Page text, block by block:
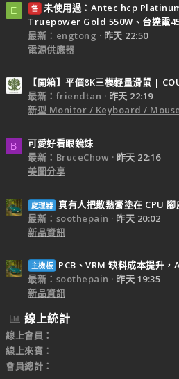
E 售 未使用過：Antec hcp
Truepower Gold 550W、台達電
最新：engtong
昨天 22:50
電源供應器
【開箱】平價8K三模輕量滑鼠 |
最新：friendtan
昨天 22:19
新型 Monitor / Keyboard /
B
可愛好看眼鏡妹
最新：BruceChow
昨天 22:16
美圖分享
處理器 真有人把散熱膏塗在 CPU 腳
最新：soothepain
昨天 20:02
新品資訊
主機板
PCB、VRM 缺料成本提升，
最新：soothepain
昨天 19:35
新品資訊
線上統計
線上會員
線上來賓
會員總計